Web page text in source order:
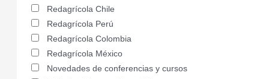
Redagrícola Chile
Redagrícola Perú
Redagrícola Colombia
Redagrícola México
Novedades de conferencias y cursos